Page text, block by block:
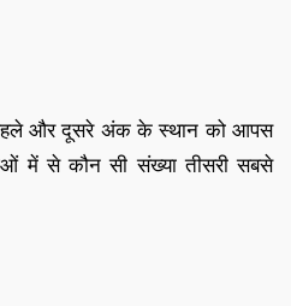
और दूसरे अंक के स्थान को आपस
में से कौन सी संख्या तीसरी सबसे